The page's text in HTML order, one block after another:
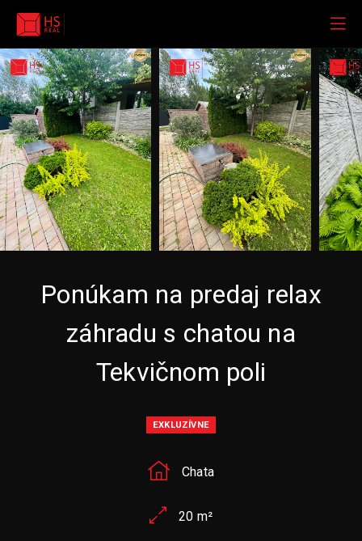
Ponúkam na predaj relax
záhradu s chatou na
Tekvičnom poli
EXKLUZÍVNE
Chata
20 m²